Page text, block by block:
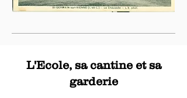
L'Ecole, sa cantine et sa
garderie